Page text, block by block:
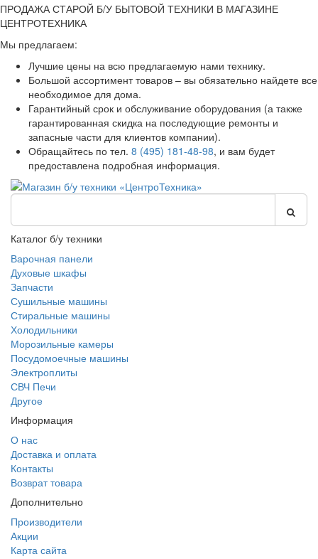
ПРОДАЖА СТАРОЙ Б/У БЫТОВОЙ ТЕХНИКИ В МАГАЗИНЕ
ЦЕНТРОТЕХНИКА
Мы предлагаем:
Лучшие цены на всю предлагаемую нами технику.
Большой ассортимент товаров – вы обязательно найдете все
необходимое для дома.
Гарантийный срок и обслуживание оборудования (а также
гарантированная скидка на последующие ремонты и
запасные части для клиентов компании).
Обращайтесь по тел. 8 (495) 181-48-98, и вам будет
предоставлена подробная информация.
Каталог б/у техники
Варочная панели
Духовые шкафы
Запчасти
Сушильные машины
Стиральные машины
Холодильники
Морозильные камеры
Посудомоечные машины
Электроплиты
СВЧ Печи
Другое
Информация
О нас
Доставка и оплата
Контакты
Возврат товара
Дополнительно
Производители
Акции
Карта сайта